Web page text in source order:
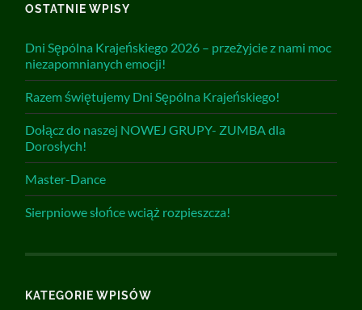
OSTATNIE WPISY
Dni Sępólna Krajeńskiego 2026 – przeżyjcie z nami moc
niezapomnianych emocji!
Razem świętujemy Dni Sępólna Krajeńskiego!
Dołącz do naszej NOWEJ GRUPY- ZUMBA dla
Dorosłych!
Master-Dance
Sierpniowe słońce wciąż rozpieszcza!
KATEGORIE WPISÓW